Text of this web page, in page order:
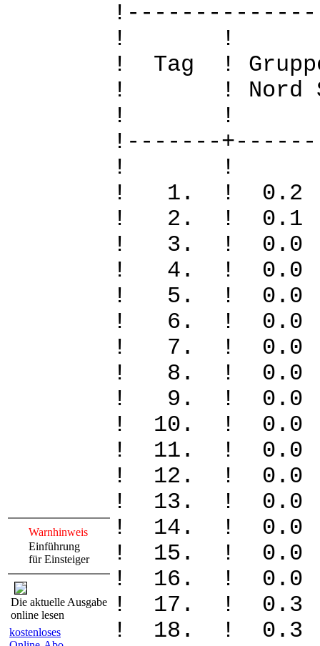
Warnhinweis
Einführung
für Einsteiger
Die aktuelle Ausgabe
online lesen
kostenloses
!
! Tag !
! ! Nord
!
!-------
!
! 1. !
! 2. !
! 3. !
! 4. !
! 5. !
! 6. !
! 7. !
! 8. !
! 9. !
! 10. !
! 11. !
! 12. !
! 13. !
! 14. !
! 15. !
! 16. !
! 17. !
! 18. !